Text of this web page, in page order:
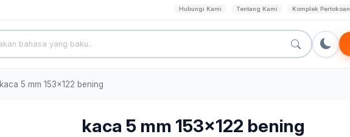
Hubungi Kami Tentang Kami Komplek Pertokoan
kaca 5 mm 153x122 bening
kaca 5 mm 153x122 bening